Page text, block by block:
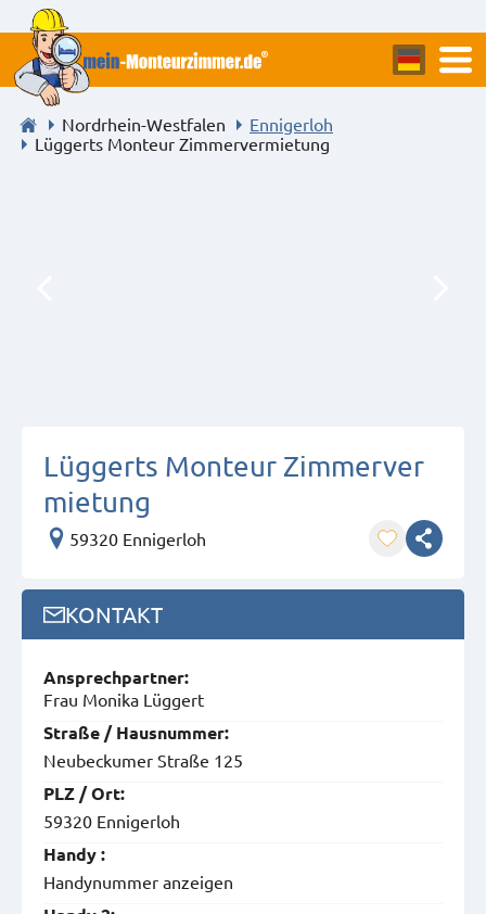
Nordrhein-Westfalen
Ennigerloh
Lüggerts Monteur Zimmervermietung
Lüggerts Monteur Zimmerver
mietung
59320 Ennigerloh
KONTAKT
Ansprech­partner:
Frau Monika Lüggert
Straße / Hausnummer:
Neubeckumer Straße 125
PLZ / Ort:
59320 Ennigerloh
Handy :
Handynummer anzeigen